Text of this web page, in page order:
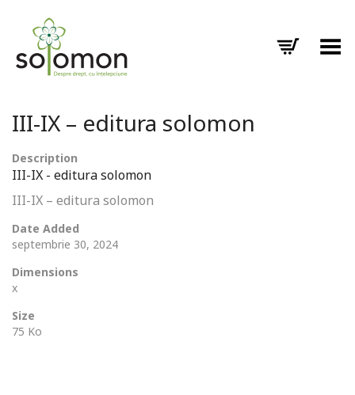
Toggle Menu
III-IX – editura solomon
Description
III-IX - editura solomon
III-IX – editura solomon
Date Added
septembrie 30, 2024
Dimensions
x
Size
75 Ko